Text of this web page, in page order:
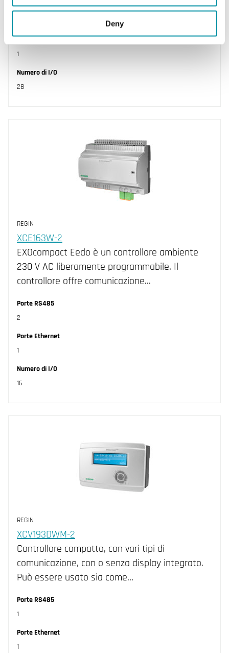
Deny
Porte RS485
Porte Ethernet
1
Numero di I/O
28
REGIN
XCE163W-2
EXOcompact Eedo è un controllore ambiente
230 V AC liberamente programmabile. Il
controllore offre comunicazione…
Porte RS485
2
Porte Ethernet
1
Numero di I/O
16
REGIN
XCV193DWM-2
Controllore compatto, con vari tipi di
comunicazione, con o senza display integrato.
Può essere usato sia come…
Porte RS485
1
Porte Ethernet
1